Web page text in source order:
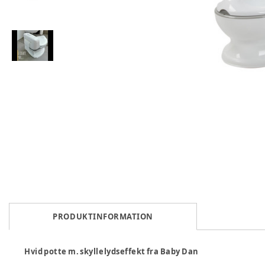
PRODUKTINFORMATION
Hvid potte m. skyllelydseffekt fra Baby Dan